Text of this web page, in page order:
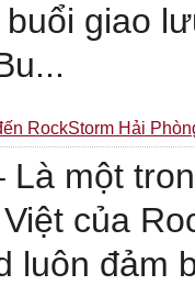
giao
RockStorm Hải
Là một
của
luôn đảm